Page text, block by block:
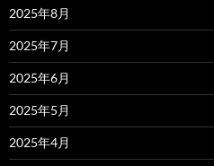
2025年8月
2025年7月
2025年6月
2025年5月
2025年4月